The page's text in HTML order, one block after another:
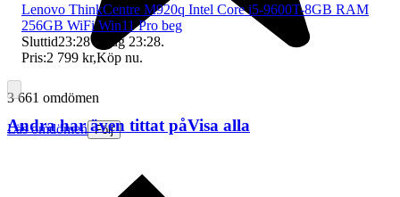
3 661 omdömen
Läs omdömen Följ
Lenovo ThinkCentre M920q Intel Core i5-9600T-8GB RAM
256GB WiFi Win11 Pro beg
Sluttid23:28 8 aug 23:28.
Pris:2 799 kr,Köp nu.
Andra har även tittat påVisa alla